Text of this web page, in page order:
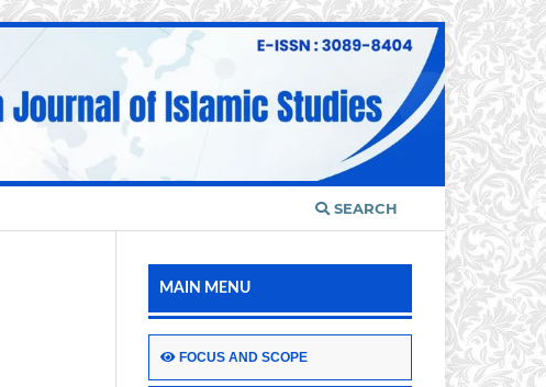
SEARCH
MAIN MENU
FOCUS AND SCOPE